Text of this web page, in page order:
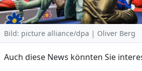
Bild: picture alliance/dpa | Oliver Berg
Auch diese News könnten Sie